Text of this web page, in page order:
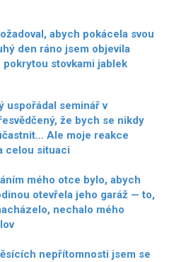
abych pokácela svou
den ráno jsem objevila
pokrytou stovkami jablek
uspořádal seminář v
že bych se nikdy
Ale moje reakce
celou situaci
mého otce bylo, abych
otevřela jeho garáž — to,
nechalo mého
nepřítomnosti jsem se